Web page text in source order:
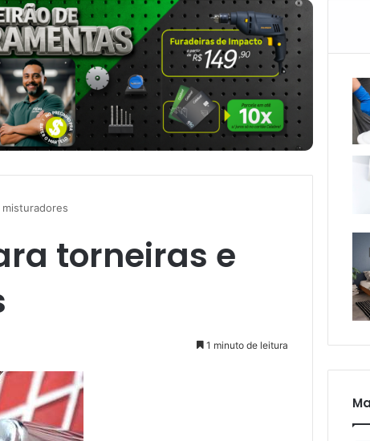
torneiras e
1 minuto de leitura